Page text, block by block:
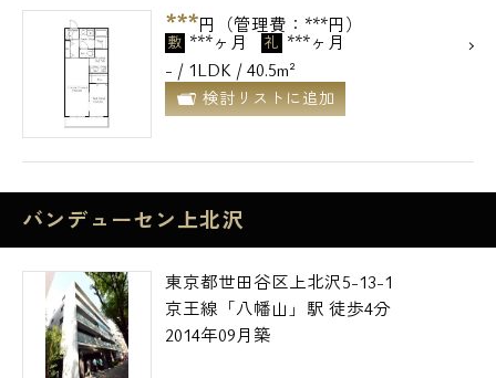
***円（管理費：***円）
敷 ***ヶ月 礼 ***ヶ月
- / 1LDK / 40.5m²
検討リストに追加
バンデューセン上北沢
東京都世田谷区上北沢5-13-1
京王線「八幡山」駅 徒歩4分
2014年09月築
電話でお問い合わせ
0120-500-529
営業時間 10：00～18：00